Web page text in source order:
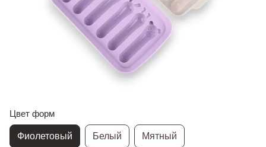
Цвет форм
Фиолетовый Белый Мятный